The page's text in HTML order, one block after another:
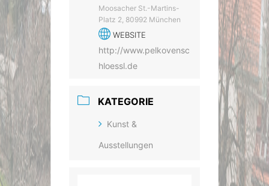
Moosacher St.-Martins-
Platz 2, 80992 München
WEBSITE
http://www.pelkovensc
hloessl.de
KATEGORIE
Kunst &
Ausstellungen